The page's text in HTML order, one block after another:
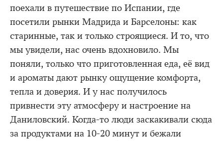
поехали в путешествие по Испании, где
посетили рынки Мадрида и Барселоны: как
старинные, так и только строящиеся. И то, что
мы увидели, нас очень вдохновило. Мы
поняли, только что приготовленная еда, её вид
и ароматы дают рынку ощущение комфорта,
тепла и доверия. И у нас получилось
привнести эту атмосферу и настроение на
Даниловский. Когда-то люди заскакивали сюда
за продуктами на 10-20 минут и бежали